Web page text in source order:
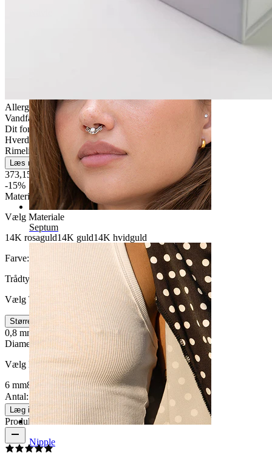
Septum
Nipple
Allergivenlig
Vandfast
Dit for altid
Hverdagsbrug
Rimelig nemt
Læs mere
373,15 kr 439,00 kr
-15%
Materiale:
Vælg Materiale
14K rosaguld14K guld14K hvidguld
Farve:
Trådtykkelse
Vælg Trådtykkelse
Størrelse
0,8 mm
1 mm
Diameter
Vælg Diameter
6 mm8 mm
10 mm
Antal: 1
Skift
Læg i kurv
Produktanmeldelser